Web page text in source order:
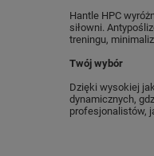
Hantle HPC
siłowni.
treningu,
Twój wybór
Dzięki wysokiej
dynamicznych,
profesjonalistów,